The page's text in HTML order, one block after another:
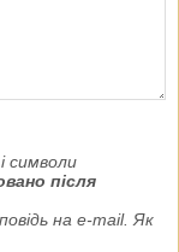
символи
після
на e-mail. Як